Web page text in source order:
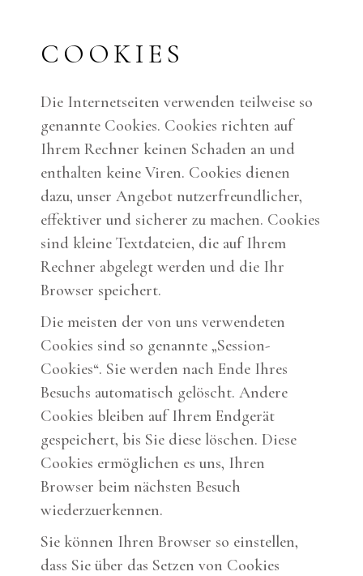
COOKIES
Die Internetseiten verwenden teilweise so
genannte Cookies. Cookies richten auf
Ihrem Rechner keinen Schaden an und
enthalten keine Viren. Cookies dienen
dazu, unser Angebot nutzerfreundlicher,
effektiver und sicherer zu machen. Cookies
sind kleine Textdateien, die auf Ihrem
Rechner abgelegt werden und die Ihr
Browser speichert.
Die meisten der von uns verwendeten
Cookies sind so genannte „Session-
Cookies“. Sie werden nach Ende Ihres
Besuchs automatisch gelöscht. Andere
Cookies bleiben auf Ihrem Endgerät
gespeichert, bis Sie diese löschen. Diese
Cookies ermöglichen es uns, Ihren
Browser beim nächsten Besuch
wiederzuerkennen.
Sie können Ihren Browser so einstellen,
dass Sie über das Setzen von Cookies